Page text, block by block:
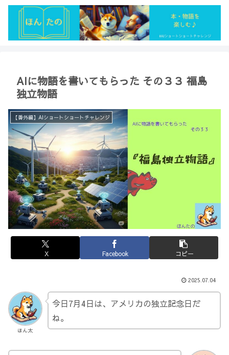
AIに物語を書いてもらった その３３ 福島
独立物語
【番外編】AIショートショートチャレンジ
X Facebook コピー
2025.07.04
ほん太
今日7月4日は、アメリカの独立記念日だ
ね。